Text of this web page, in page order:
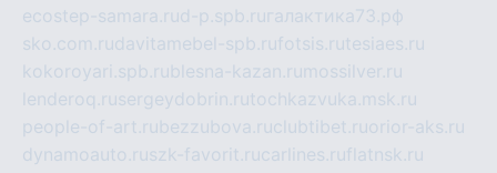
ecostep-samara.rud-p.spb.ru галактика73.рф
sko.com.rudavitamebel-spb.rufotsis.rutesiaes.ru
kokoroyari.spb.rublesna-kazan.ru mossilver.ru
lenderoq.rusergeydobrin.rutochkazvuka.msk.ru
people-of-art.rubezzubova.ruclubtibet.ruorior-aks.ru
dynamoauto.ruszk-favorit.rucarlines.ruflatnsk.ru